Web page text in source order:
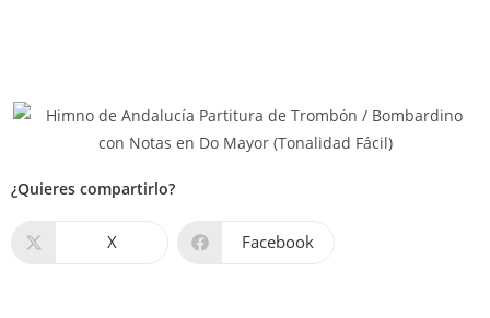
¿Quieres compartirlo?
X Facebook